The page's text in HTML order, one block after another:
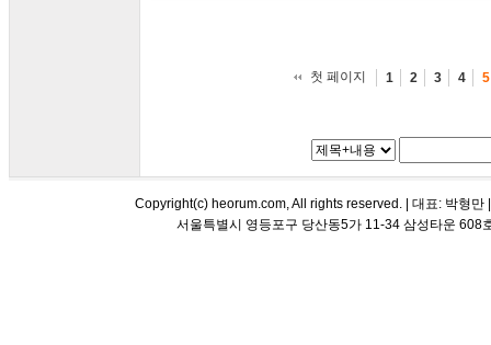
첫 페이지 1 2 3 4 5
Copyright(c) heorum.com, All rights reserved. | 대표: 박형
서울특별시 영등포구 당산동5가 11-34 삼성타운